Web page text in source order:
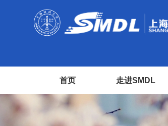
首页 走进SMDL